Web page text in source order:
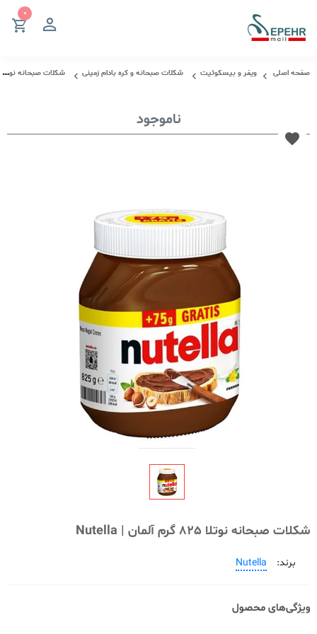
صفحه اصلی ویفر و بیسکوئیت شکلات صبحانه و کره بادام زمینی شکلات صبحانه نوتلا 825 گرم آلمان | Nutella
ناموجود
شکلات صبحانه نوتلا 825 گرم آلمان | Nutella
برند: Nutella